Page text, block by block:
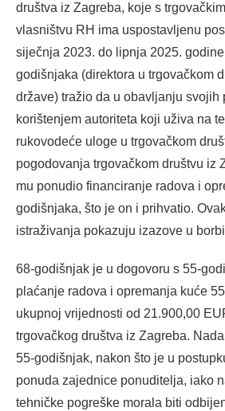
društva iz Zagreba, koje s
vlasništvu RH ima uspostavljenu
siječnja 2023. do lipnja 2025.
godišnjaka (direktora u trgovačkom
države) tražio da u obavljanju svojih
korištenjem autoriteta koji uživa na
rukovodeće uloge u trgovačkom
pogodovanja trgovačkom društvu iz
mu ponudio financiranje radova i
godišnjaka, što je on i prihvatio.
istraživanja pokazuju izazove u
68-godišnjak je u dogovoru s 55-
plaćanje radova i opremanja kuće
ukupnoj vrijednosti od 21.900,00
trgovačkog društva iz Zagreba.
55-godišnjak, nakon što je u
ponuda zajednice ponuditelja, iako
tehničke pogreške morala biti